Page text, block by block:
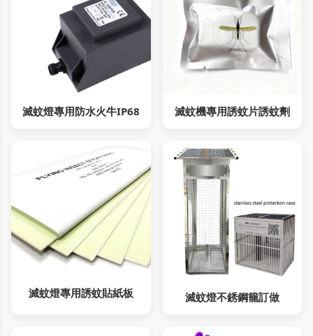
滅蚊燈專用防水火牛IP68 滅蚊機專用誘蚊片誘蚊劑
滅蚊燈專用誘蚊貼紙板 滅蚊燈不銹鋼籠訂做